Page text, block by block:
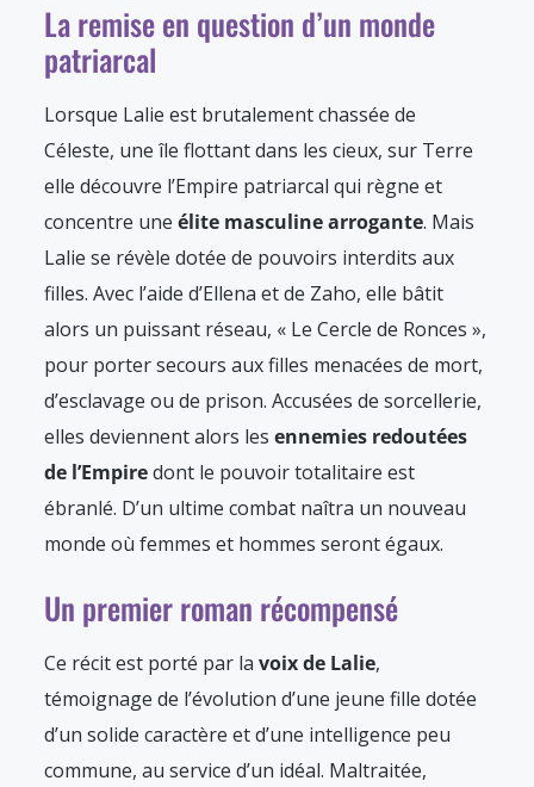
La remise en question d’un monde
patriarcal
Lorsque Lalie est brutalement chassée de
Céleste, une île flottant dans les cieux, sur Terre
elle découvre l’Empire patriarcal qui règne et
concentre une élite masculine arrogante. Mais
Lalie se révèle dotée de pouvoirs interdits aux
filles. Avec l’aide d’Ellena et de Zaho, elle bâtit
alors un puissant réseau, « Le Cercle de Ronces »,
pour porter secours aux filles menacées de mort,
d’esclavage ou de prison. Accusées de sorcellerie,
elles deviennent alors les ennemies redoutées
de l’Empiredont le pouvoir totalitaire est
ébranlé. D’un ultime combat naîtra un nouveau
monde où femmes et hommes seront égaux.
Un premier roman récompensé
Ce récit est porté par la voix de Lalie,
témoignage de l’évolution d’une jeune fille dotée
d’un solide caractère et d’une intelligence peu
commune, au service d’un idéal. Maltraitée,